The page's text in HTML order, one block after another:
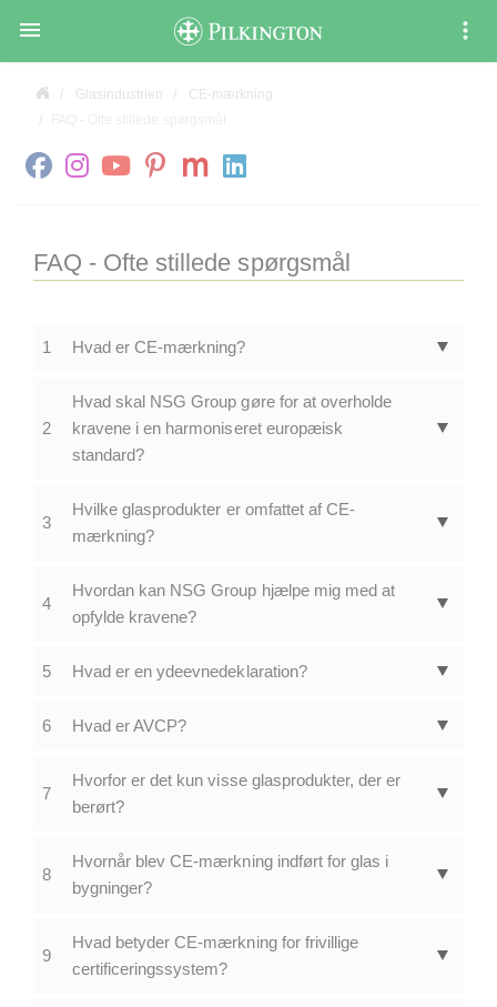

Glasindustrien
CE-mærkning
FAQ - Ofte stillede spørgsmål
1 Hvad er CE-mærkning?
2
Hvad skal NSG Group gøre for at overholde
kravene i en harmoniseret europæisk
standard?
3
Hvilke glasprodukter er omfattet af CE-
mærkning?
4
Hvordan kan NSG Group hjælpe mig med at
opfylde kravene?
5 Hvad er en ydeevnedeklaration?
6 Hvad er AVCP?
7
Hvorfor er det kun visse glasprodukter, der er
berørt?
8
Hvornår blev CE-mærkning indført for glas i
bygninger?
9
Hvad betyder CE-mærkning for frivillige
certificeringssystem?